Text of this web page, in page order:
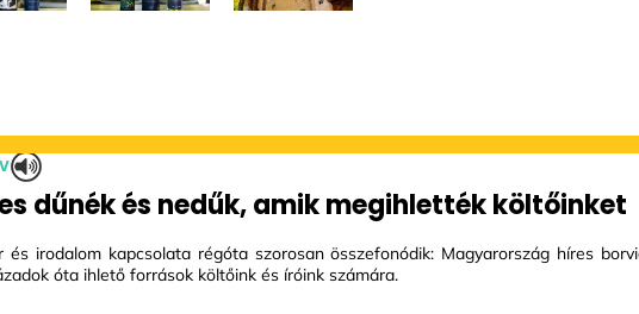
dűnék és nedűk, amik megihlették költőinket
és irodalom kapcsolata régóta szorosan összefonódik: Magyarország híres
óta ihlető források költőink és íróink számára.